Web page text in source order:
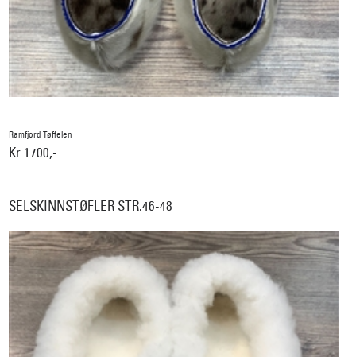
Ramfjord Tøffelen
Kr 1700,-
SELSKINNSTØFLER STR.46-48